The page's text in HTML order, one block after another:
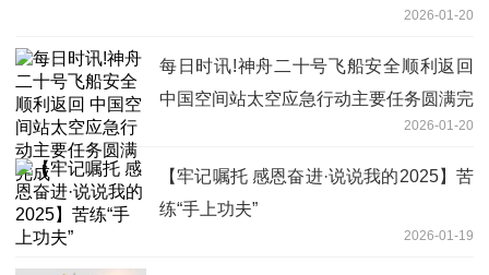
2026-01-20
每日时讯!神舟二十号飞船安全顺利返回
中国空间站太空应急行动主要任务圆满完
2026-01-20
【牢记嘱托 感恩奋进·说说我的2025】苦
练“手上功夫”
2026-01-19